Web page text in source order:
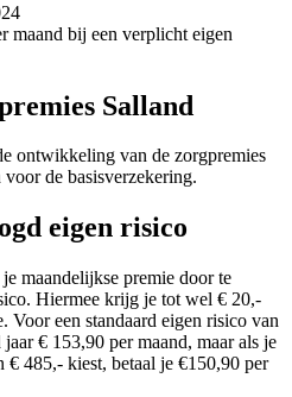
maand bij een verplicht eigen
Salland
ontwikkeling van de zorgpremies
de basisverzekering.
eigen risico
maandelijkse premie door te
Hiermee krijg je tot wel € 20,-
Voor een standaard eigen risico van
€ 153,90 per maand, maar als je
€ 485,- kiest, betaal je €150,90 per